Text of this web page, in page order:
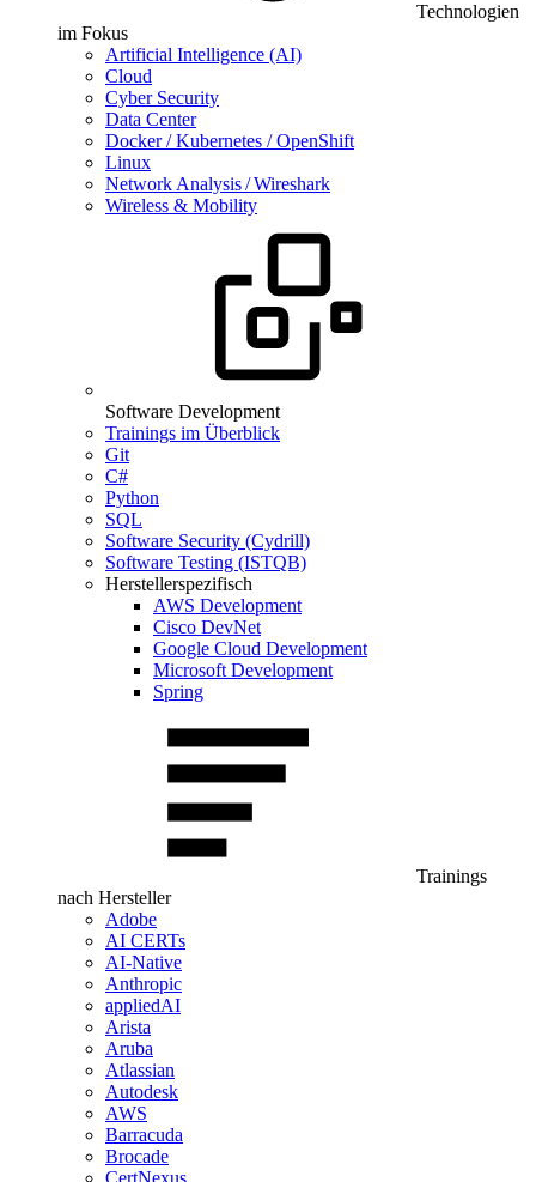
Technologien
im Fokus
Artificial Intelligence (AI)
Cloud
Cyber Security
Data Center
Docker / Kubernetes / OpenShift
Linux
Network Analysis / Wireshark
Wireless & Mobility
Software Development
Trainings im Überblick
Git
C#
Python
SQL
Software Security (Cydrill)
Software Testing (ISTQB)
Herstellerspezifisch
AWS Development
Cisco DevNet
Google Cloud Development
Microsoft Development
Spring
Trainings
nach Hersteller
Adobe
AI CERTs
AI-Native
Anthropic
appliedAI
Arista
Aruba
Atlassian
Autodesk
AWS
Barracuda
Brocade
CertNexus